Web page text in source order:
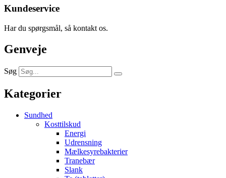
Kundeservice
Har du spørgsmål, så kontakt os.
Genveje
Søg
Kategorier
Sundhed
Kosttilskud
Energi
Udrensning
Mælkesyrebakterier
Tranebær
Slank